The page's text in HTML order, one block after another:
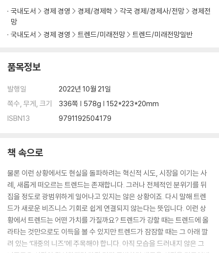
국내도서 경제 경영 경제/경제학 각국 경제/경제사/전망
경제전
망
국내도서
경제 경영 트렌드/미래전망 트렌드/미래전망일반
품목정보
발행일
2022년 10월 21일
쪽수, 무게, 크기
336쪽 | 578g | 152*223*20mm
ISBN13
9791192504179
책 속으로
물론 이런 상황에서도 현실을 돌파하려는 혁신적 시도, 시장을 이기는 사
례, 새롭게 떠오르는 트렌드는 존재합니다. 그러나 전체적인 분위기를 뒤
집을 정도로 광범위하게 일어나고 있지는 않은 상황이죠. 다시 말해 트렌
드가 새로운 비즈니스 기회로 쉽게 연결되지 않는다는 뜻입니다. 이런 상
황에서 트렌드는 어떤 가치를 가질까요? 트렌드가 강할 때는 트렌드에 올
라타는 것만으로도 이득을 볼 수 있지만 트렌드가 잠잠할 때는 그 아래 깔
려 있는 ‘대중의 니즈’에 주목해야 합니다. 아직 모습을 드러내지 않은 그